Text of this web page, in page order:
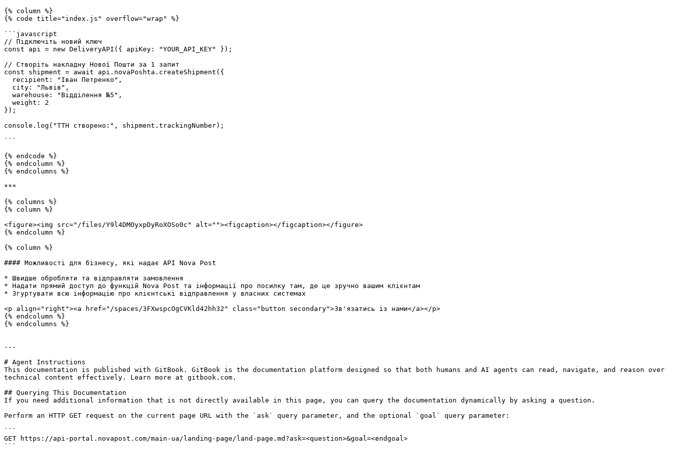
{% column %}
{% code title="index.js" overflow="wrap" %}
```javascript
// Підключіть новий ключ
const api = new DeliveryAPI({ apiKey: "YOUR_API_KEY" });
// Створіть накладну Нової Пошти за 1 запит
const shipment = await api.novaPoshta.createShipment({
});
console.log("ТТН створено:", shipment.trackingNumber);
```
{% endcode %}
{% endcolumn %}
{% endcolumns %}
***
{% columns %}
{% column %}
<figure><img src="/files/Y9l4DMOyxpDyRoXOSo0c" alt=""><figcaption></figcaption></figure>
{% endcolumn %}
{% column %}
#### Можливості для бізнесу, які надає API Nova Post
* Швидше обробляти та відправляти замовлення
* Надати прямий доступ до функцій Nova Post та інформації про посилку там, де це зручно вашим клієнтам
* Згуртувати всю інформацію про клієнтські відправлення у власних системах
<p align="right"><a href="/spaces/3FXwspcOgCVKld42hh32" class="button secondary">Зв'язатись із нами</a></p>
{% endcolumn %}
{% endcolumns %}
---
# Agent Instructions
This documentation is published with GitBook. GitBook is the documentation platform designed so that both humans and AI agents can read, navigate, and reason over
technical content effectively. Learn more at gitbook.com.
## Querying This Documentation
If you need additional information that is not directly available in this page, you can query the documentation dynamically by asking a question.
Perform an HTTP GET request on the current page URL with the `ask` query parameter, and the optional `goal` query parameter:
```
GET https://api-portal.novapost.com/main-ua/landing-page/land-page.md?ask=<question>&goal=<endgoal>
```